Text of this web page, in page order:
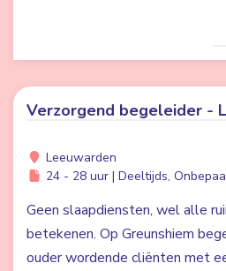
Verzorgend begeleider -
Leeuwarden
24 - 28 uur | Deeltijds,
Geen slaapdiensten, wel alle
betekenen. Op Greunshiem
ouder wordende cliënten met